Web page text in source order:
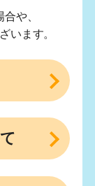
や、
います。